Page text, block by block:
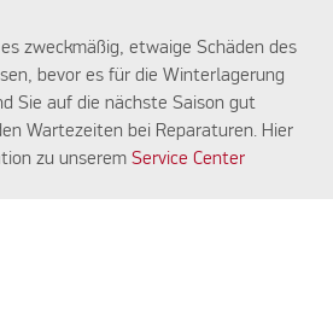
zweckmäßig, etwaige Schäden des
bevor es für die Winterlagerung
Sie auf die nächste Saison gut
Wartezeiten bei Reparaturen. Hier
zu unseremService Center